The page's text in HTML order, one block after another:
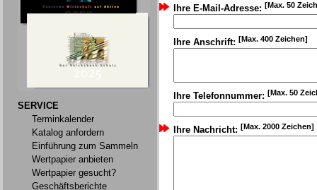
SERVICE
Terminkalender
Katalog anfordern
Einführung zum Sammeln
Wertpapier anbieten
Wertpapier gesucht?
Geschäftsberichte
Ihre E-Mail-Adresse: [Max. 50
Ihre Anschrift: [Max. 400 Zeichen]
Ihre Telefonnummer: [Max. 50
Ihre Nachricht: [Max. 2000 Zeichen]